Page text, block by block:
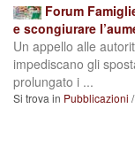
Forum
e scongiurare
Un appello alle
impediscano gli
prolungato i ...
Si trova in Pubblicazioni /